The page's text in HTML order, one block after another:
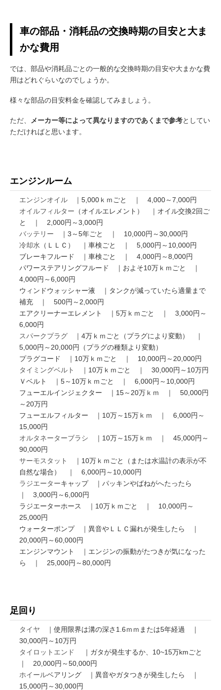
車の部品・消耗品の交換時期の目安と大ま
かな費用
では、部品や消耗品ごとの一般的な交換時期の目安や大まかな費
用はどれぐらいなのでしょうか。
様々な部品の目安料金を確認してみましょう。
ただ、 メーカー等によって異なりますのであくまで参考としてい
ただければと思います。
エンジンルーム
エンジンオイル ｜5,000ｋｍごと ｜ 4,000～7,000円
オイルフィルター （オイルエレメント） ｜オイル交換2回ご
と ｜ 2,000円～3,000円
バッテリー ｜3～5年ごと ｜ 10,000円～30,000円
冷却水 （ＬＬＣ） ｜車検ごと ｜ 5,000円～10,000円
ブレーキフルード ｜車検ごと ｜ 4,000円～8,000円
パワーステアリングフルード ｜およそ10万ｋｍごと ｜
4,000円～6,000円
ウィンドウォッシャー液 ｜タンクが減っていたら適量まで
補充 ｜ 500円～2,000円
エアクリーナーエレメント ｜5万ｋｍごと ｜ 3,000円～
6,000円
スパークプラグ ｜4万ｋｍごと（プラグにより変動） ｜
5,000円～20,000円（プラグの種類より変動）
プラグコード ｜10万ｋｍごと ｜ 10,000円～20,000円
タイミングベルト
｜10万ｋｍごと ｜ 30,000円～10万円
Ｖベルト ｜5～10万ｋｍごと ｜ 6,000円～10,000円
フューエルインジェクター ｜15～20万ｋｍ ｜ 50,000円
～20万円
フューエルフィルター ｜10万～15万ｋｍ ｜ 6,000円～
15,000円
オルタネーターブラシ ｜10万～15万ｋｍ ｜ 45,000円～
90,000円
サーモスタット
｜10万ｋｍごと（または水温計の表示が不
自然な場合） ｜ 6,000円～10,000円
ラジエーターキャップ ｜パッキンやばねがへたったら
｜ 3,000円～6,000円
ラジエーターホース ｜10万ｋｍごと ｜ 10,000円～
25,000円
ウォーターポンプ ｜異音やＬＬＣ漏れが発生したら ｜
20,000円～60,000円
エンジンマウント ｜エンジンの振動がたつきが気になった
ら ｜ 25,000円～80,000円
足回り
タイヤ ｜使用限界は溝の深さ1.6ｍｍまたは5年経過 ｜
30,000円～10万円
タイロットエンド
｜ガタが発生するか、10~15万kmごと
｜ 20,000円～50,000円
ホイールベアリング ｜異音やガタつきが発生したら ｜
15,000円～30,000円